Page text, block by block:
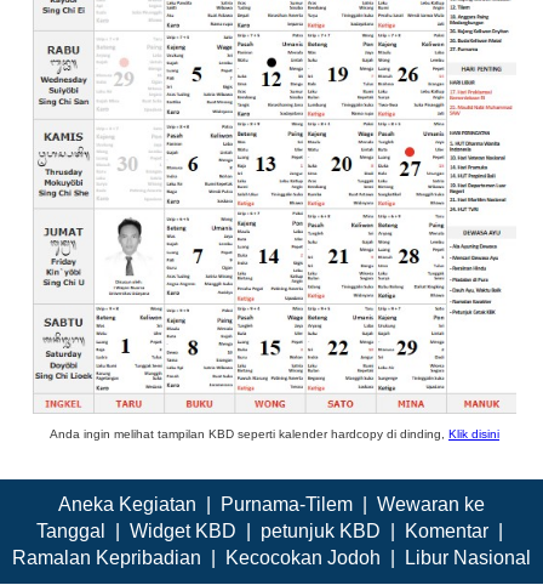
Anda ingin melihat tampilan KBD seperti kalender hardcopy di dinding, Klik disini
Aneka Kegiatan Purnama-Tilem
Wewaran ke
Tanggal
Widget KBD petunjuk KBD Komentar|
Ramalan Kepribadian
Kecocokan Jodoh Libur Nasional